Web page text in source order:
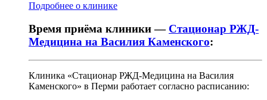
Подробнее о клинике
Время приёма клиники — Стационар РЖД-
Медицина на Василия Каменского:
Клиника «Стационар РЖД-Медицина на Василия
Каменского» в Перми работает согласно расписанию: